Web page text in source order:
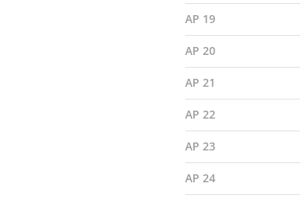
AP 19
AP 20
AP 21
AP 22
AP 23
AP 24